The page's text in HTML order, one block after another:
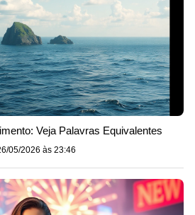
Veja Palavras Equivalentes
05/2026 às 23:46